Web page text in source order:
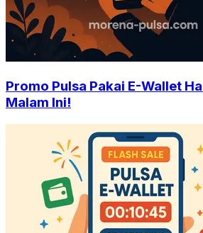
Promo Pulsa Pakai E-Wallet
Malam Ini!